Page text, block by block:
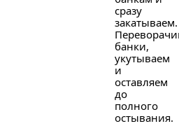
сразу
закатываем.
банки,
укутываем
и
оставляем
до
полного
остывания.